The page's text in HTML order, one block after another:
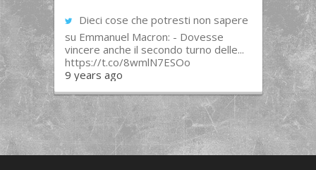
Dieci cose che potresti non sapere
su Emmanuel Macron: - Dovesse
vincere anche il secondo turno delle...
https://t.co/8wmlN7ESOo
9 years ago